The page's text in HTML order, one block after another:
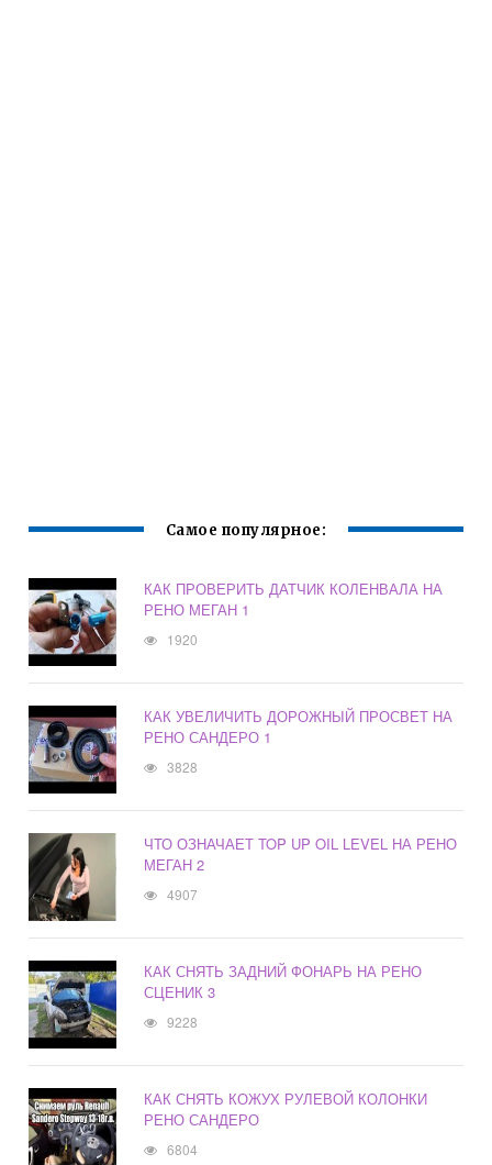
Самое популярное:
КАК ПРОВЕРИТЬ ДАТЧИК КОЛЕНВАЛА НА
РЕНО МЕГАН 1
1920
КАК УВЕЛИЧИТЬ ДОРОЖНЫЙ ПРОСВЕТ НА
РЕНО САНДЕРО 1
3828
ЧТО ОЗНАЧАЕТ TOP UP OIL LEVEL НА РЕНО
МЕГАН 2
4907
КАК СНЯТЬ ЗАДНИЙ ФОНАРЬ НА РЕНО
СЦЕНИК 3
9228
КАК СНЯТЬ КОЖУХ РУЛЕВОЙ КОЛОНКИ
РЕНО САНДЕРО
6804